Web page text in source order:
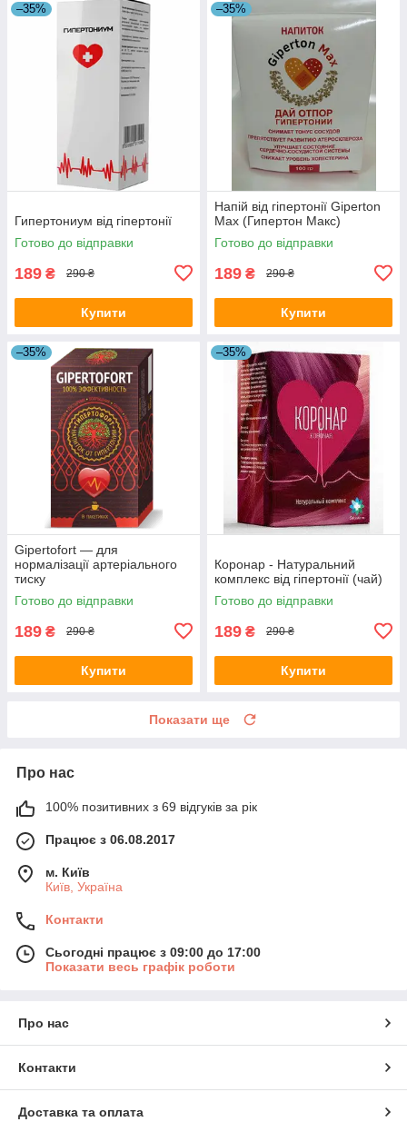
–35%
Гипертониум від гіпертонії
Готово до відправки
189 ₴ 290 ₴
Купити
–35%
Напій від гіпертонії Giperton
Max (Гипертон Макс)
Готово до відправки
189 ₴ 290 ₴
Купити
–35%
Gipertofort ― для
нормалізації артеріального
тиску
Готово до відправки
189 ₴ 290 ₴
Купити
–35%
Коронар - Натуральний
комплекс від гіпертонії (чай)
Готово до відправки
189 ₴ 290 ₴
Купити
Показати ще
Про нас
100% позитивних з 69 відгуків за рік
Працює з 06.08.2017
м. Київ
Київ, Україна
Контакти
Сьогодні працює з 09:00 до 17:00
Показати весь графік роботи
Про нас
Контакти
Доставка та оплата